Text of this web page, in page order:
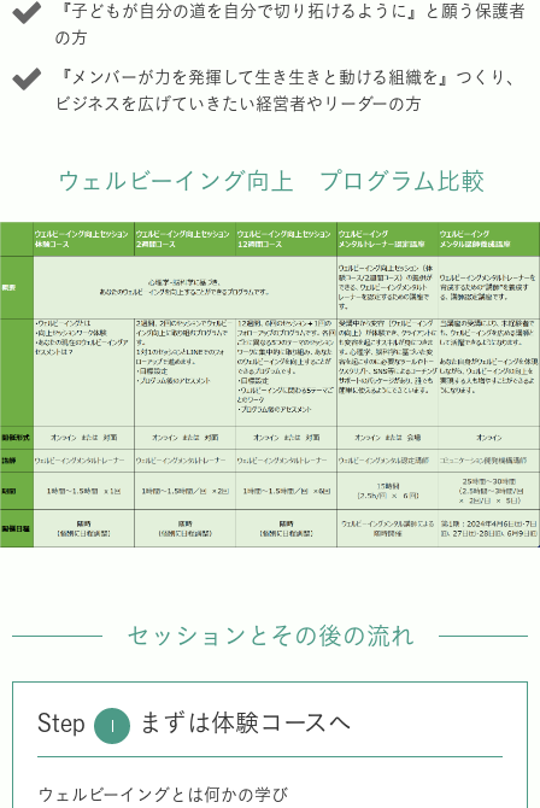
『子どもが自分の道を自分で切り拓けるように』と願う保護者
の方
『メンバーが力を発揮して生き生きと動ける組織を』つくり、
ビジネスを広げていきたい経営者やリーダーの方
ウェルビーイング向上 プログラム比較
セッションとその後の流れ
Step 1 まずは体験コースへ
ウェルビーイングとは何かの学び